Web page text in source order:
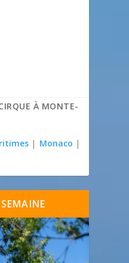
À MONTE-
| Monaco |